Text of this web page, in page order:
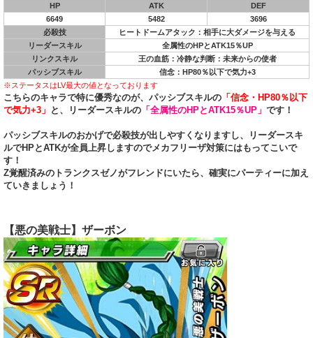
HP
ATK
DEF
6649
5482
3696
必殺技
ヒートドームアタック：相手に大ダメージを与える
リーダースキル
全属性のHPとATK15％UP
リンクスキル
王の血筋：冷静な判断：未来からの使者
パッシブスキル
信念：HP80％以下で気力+3
※ステータスはLV最大の値となっております
こちらのキャラで特に優秀なのが、パッシブスキルの 「信念・HP80％以下
で気力+3」 と、リーダースキルの 「全属性のHPとATK15％UP」 です！
パッシブスキルのおかげで必殺技が出しやすくなりますし、リーダースキ
ルでHPとATKが全員上昇しますのでメカフリーザ対策にはもってこいで
す！
Z覚醒済みのトランクスゼノがフレンドにいたら、確実にパーティーに加え
ていきましょう！
【悪の美戦士】ザーボン